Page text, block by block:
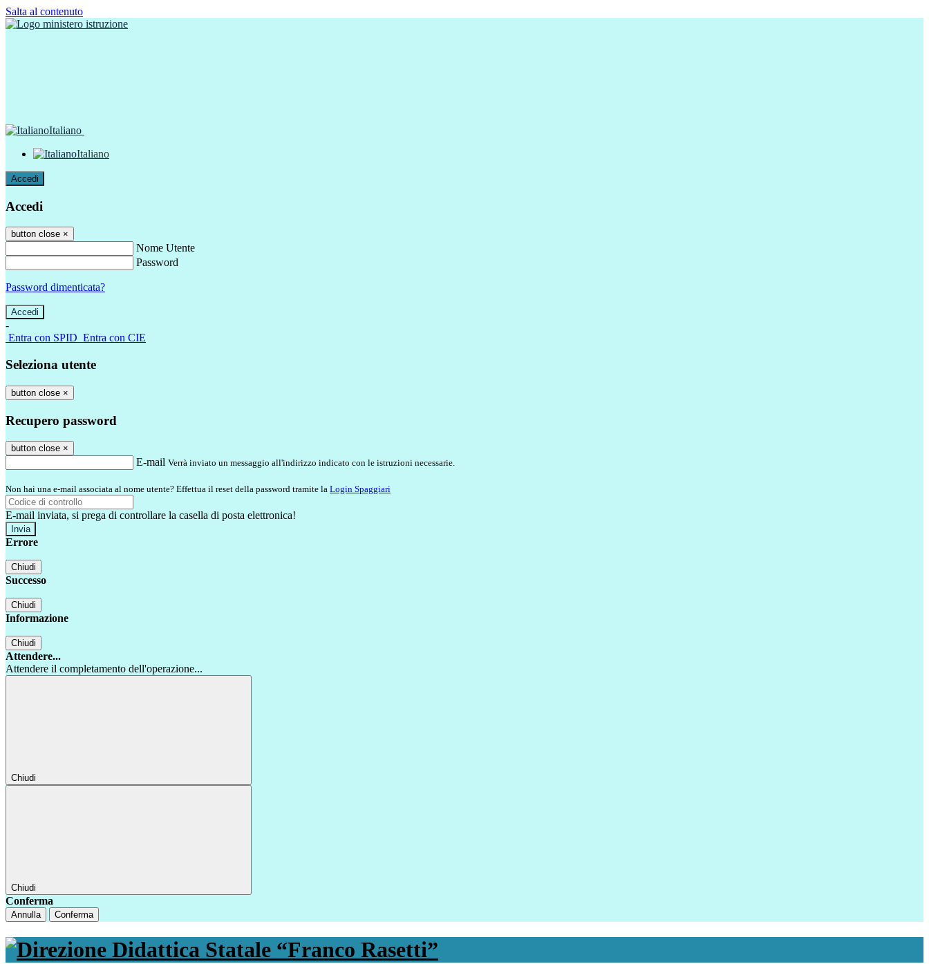
Salta al contenuto
Italiano
Italiano
Accedi
Accedi
button close ×
Nome Utente
Password
Password dimenticata?
-
Entra con SPID Entra con CIE
Seleziona utente
button close ×
Recupero password
button close ×
E-mail Verrà inviato un messaggio all'indirizzo indicato con le istruzioni necessarie.
Non hai una e-mail associata al nome utente? Effettua il reset della password tramite la Login Spaggiari
E-mail inviata, si prega di controllare la casella di posta elettronica!
Errore
Chiudi
Successo
Chiudi
Informazione
Chiudi
Attendere...
Attendere il completamento dell'operazione...
Chiudi
Chiudi
Conferma
Annulla Conferma